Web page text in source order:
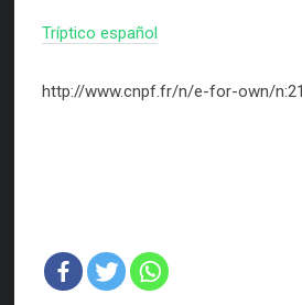
Tríptico español
http://www.cnpf.fr/n/e-for-own/